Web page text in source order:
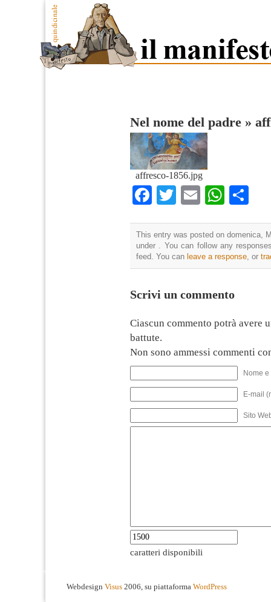
Nel nome del padre »
affresco-1856.jpg
Facebook
TwitterEmail
This entry was posted on domenica,
under . You can follow any
feed. You can leave a response, or
Scrivi un commento
Ciascun commento potrà avere
battute.
Non sono ammessi commenti
Nome
E-mail
Sito
caratteri disponibili
Webdesign Visus 2006, su piattaforma WordPress